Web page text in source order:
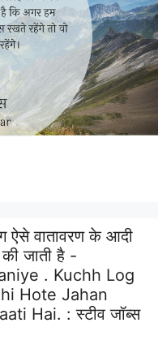
ऐसे वातावरण के आदी
की जाती है -
. Kuchh Log
Hote Jahan
Hai. :स्टीव जॉब्स